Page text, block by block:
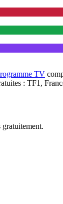
TV
: TF1,